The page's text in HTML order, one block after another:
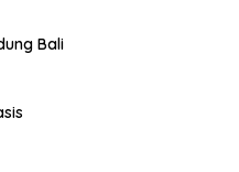
Bali